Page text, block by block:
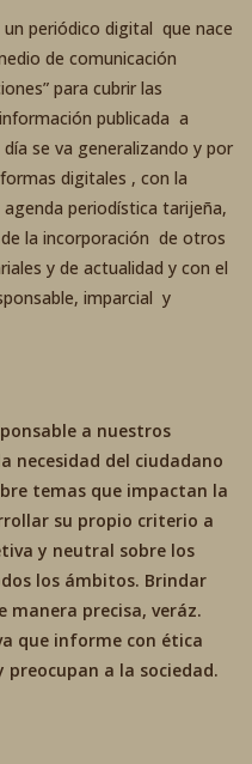
un periódico digital que nace
de comunicación
para cubrir las
publicada a
se va generalizando y por
digitales , con la
periodística tarijeña,
la incorporación de otros
y de actualidad y con el
imparcial y
a nuestros
necesidad del ciudadano
temas que impactan la
su propio criterio a
y neutral sobre los
los ámbitos. Brindar
manera precisa, veráz.
que informe con ética
a la sociedad.